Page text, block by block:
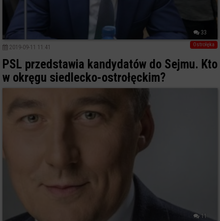
33
Ostrołęka
2019-09-11 11:41
PSL przedstawia kandydatów do Sejmu. Kto
w okręgu siedlecko-ostrołęckim?
11